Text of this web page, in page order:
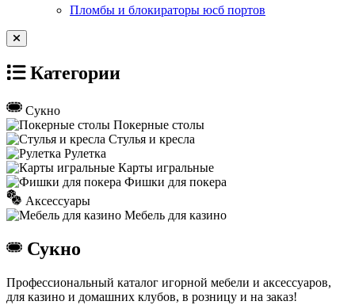
Пломбы и блокираторы юсб портов
Категории
Сукно
Покерные столы
Стулья и кресла
Рулетка
Карты игральные
Фишки для покера
Аксессуары
Мебель для казино
Сукно
Профессиональный каталог игорной мебели и аксессуаров,
для казино и домашних клубов, в розницу и на заказ!